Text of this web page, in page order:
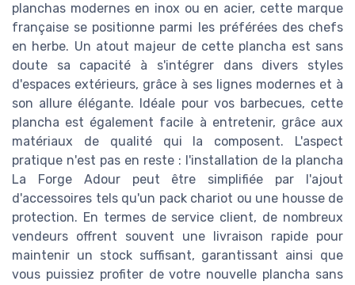
planchas modernes en inox ou en acier, cette marque
française se positionne parmi les préférées des chefs
en herbe. Un atout majeur de cette plancha est sans
doute sa capacité à s'intégrer dans divers styles
d'espaces extérieurs, grâce à ses lignes modernes et à
son allure élégante. Idéale pour vos barbecues, cette
plancha est également facile à entretenir, grâce aux
matériaux de qualité qui la composent. L'aspect
pratique n'est pas en reste : l'installation de la plancha
La Forge Adour peut être simplifiée par l'ajout
d'accessoires tels qu'un pack chariot ou une housse de
protection. En termes de service client, de nombreux
vendeurs offrent souvent une livraison rapide pour
maintenir un stock suffisant, garantissant ainsi que
vous puissiez profiter de votre nouvelle plancha sans